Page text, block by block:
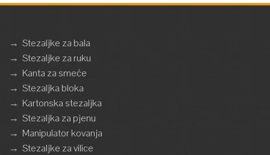
→ Stezaljke za bala
→ Stezaljke za ruku
→ Kanta za smeće
→ Stezaljka bloka
→ Kartonska stezaljka
→ Stezaljka za pjenu
→ Manipulator kovanja
→ Stezaljke za vilice